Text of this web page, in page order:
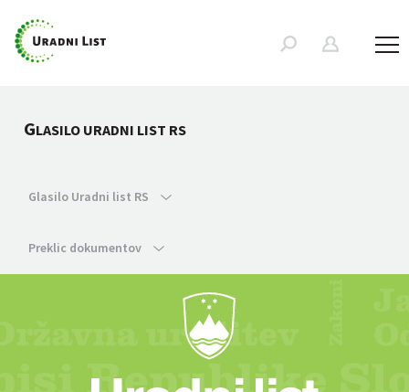
GLASILO URADNI LIST RS
Glasilo Uradni list RS
Preklic dokumentov